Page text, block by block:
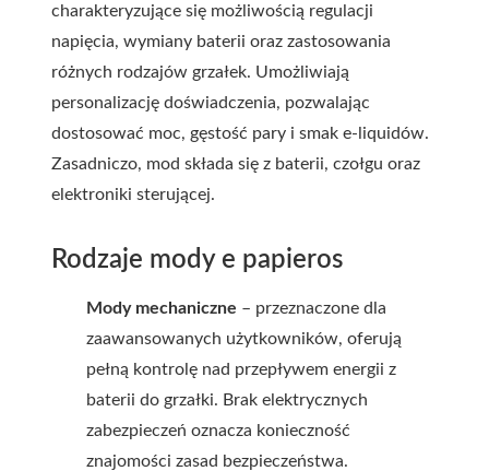
charakteryzujące się możliwością regulacji
napięcia, wymiany baterii oraz zastosowania
różnych rodzajów grzałek. Umożliwiają
personalizację doświadczenia, pozwalając
dostosować moc, gęstość pary i smak e-liquidów.
Zasadniczo, mod składa się z baterii, czołgu oraz
elektroniki sterującej.
Rodzaje mody e papieros
Mody mechaniczne – przeznaczone dla
zaawansowanych użytkowników, oferują
pełną kontrolę nad przepływem energii z
baterii do grzałki. Brak elektrycznych
zabezpieczeń oznacza konieczność
znajomości zasad bezpieczeństwa.